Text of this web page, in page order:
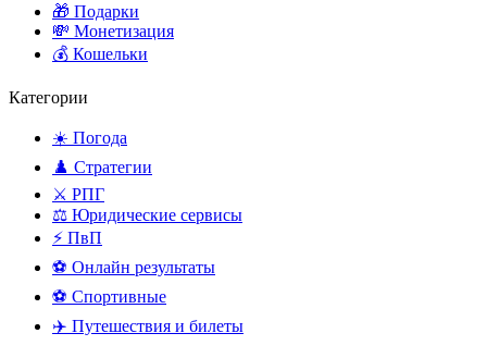
🎁 Подарки
💸 Монетизация
💰 Кошельки
Категории
☀️ Погода
♟️ Стратегии
⚔️ РПГ
⚖️ Юридические сервисы
⚡ ПвП
⚽ Онлайн результаты
⚽ Спортивные
✈️ Путешествия и билеты